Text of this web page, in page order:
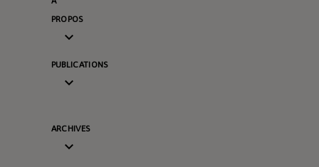
PROPOS

PUBLICATIONS

ARCHIVES
